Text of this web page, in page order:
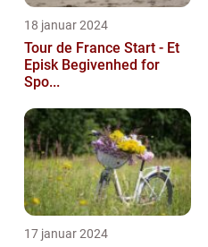
18 januar 2024
Tour de France Start - Et
Episk Begivenhed for
Spo...
17 januar 2024